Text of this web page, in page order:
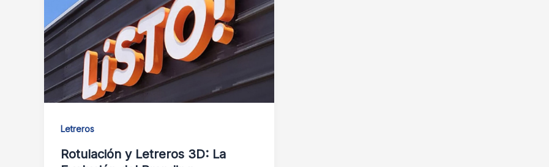
Letreros
Rotulación y Letreros 3D: La